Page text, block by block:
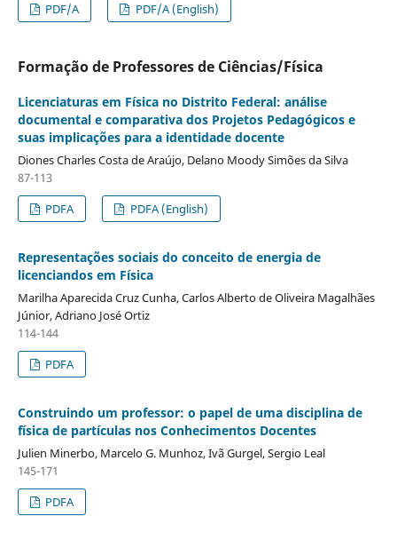
PDF/A
PDF/A (English)
Formação de Professores de Ciências/Física
Licenciaturas em Física no Distrito Federal: análise
documental e comparativa dos Projetos Pedagógicos e
suas implicações para a identidade docente
Diones Charles Costa de Araújo, Delano Moody Simões da Silva
87-113
PDFA
PDFA (English)
Representações sociais do conceito de energia de
licenciandos em Física
Marilha Aparecida Cruz Cunha, Carlos Alberto de Oliveira Magalhães
Júnior, Adriano José Ortiz
114-144
PDFA
Construindo um professor: o papel de uma disciplina de
física de partículas nos Conhecimentos Docentes
Julien Minerbo, Marcelo G. Munhoz, Ivã Gurgel, Sergio Leal
145-171
PDFA